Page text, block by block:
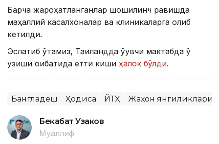
Барча жароҳатланганлар шошилинч равишда
маҳаллий касалхоналар ва клиникаларга олиб
кетилди.
Эслатиб ўтамиз, Таиландда ўқувчи мактабда ўқ
узиши оқибатида етти киши ҳалок бўлди.
Бангладеш Ҳодиса ЙТҲ Жаҳон янгиликлари
Бекабат Узаков
Муаллиф